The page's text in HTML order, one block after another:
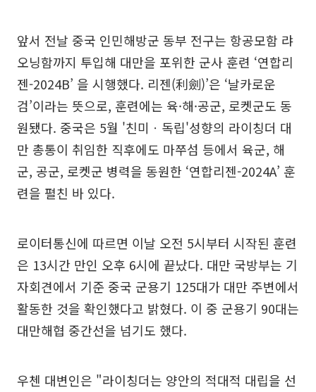
앞서 전날 중국 인민해방군 동부 전구는 항공모함 랴
오닝함까지 투입해 대만을 포위한 군사 훈련 ‘연합리
젠-2024B’ 을 시행했다. 리젠(利劍)’은 ‘날카로운
검’이라는 뜻으로, 훈련에는 육·해·공군, 로켓군도 동
원됐다. 중국은 5월 '친미ㆍ독립'성향의 라이칭더 대
만 총통이 취임한 직후에도 마쭈섬 등에서 육군, 해
군, 공군, 로켓군 병력을 동원한 ‘연합리젠-2024A’ 훈
련을 펼친 바 있다.
로이터통신에 따르면 이날 오전 5시부터 시작된 훈련
은 13시간 만인 오후 6시에 끝났다. 대만 국방부는 기
자회견에서 기준 중국 군용기 125대가 대만 주변에서
활동한 것을 확인했다고 밝혔다. 이 중 군용기 90대는
대만해협 중간선을 넘기도 했다.
우첸 대변인은 "라이칭더는 양안의 적대적 대립을 선